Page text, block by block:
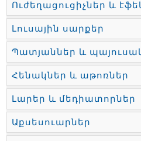
Ուժեղացուցիչներ և
Լուսային սարքեր
Պատյաններ և
Հենակներ և աթոռներ
Լարեր և մեդիատորներ
Աքսեսուարներ